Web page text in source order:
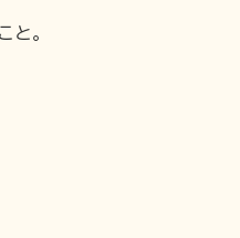
と。